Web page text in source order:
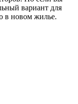
вариант для
в новом жилье.